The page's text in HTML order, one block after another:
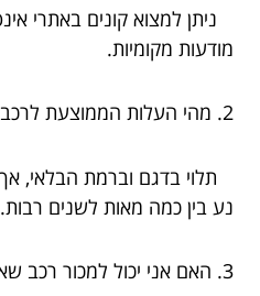
ניתן למצוא קונים באתרי
מודעות מקומיות.
2. מהי העלות הממוצעת לרכב לפירוק?
תלוי בדגם וברמת הבלאי,
נע בין כמה מאות לשנים רבות.
3. האם אני יכול למכור רכב שאינו נוסע?